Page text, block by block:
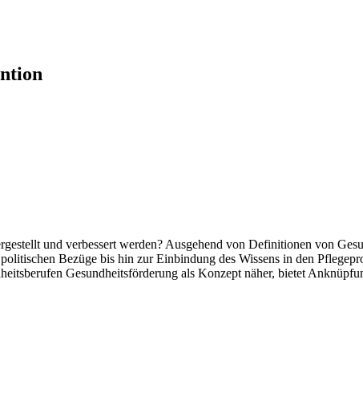
und verbessert werden? Ausgehend von Definitionen von
Bezüge bis hin zur Einbindung des Wissens in den
Gesundheitsförderung als Konzept näher, bietet